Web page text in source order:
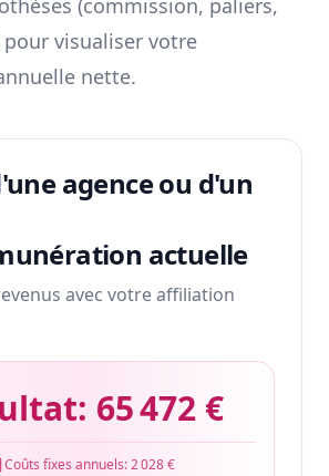
(commission, paliers,
visualiser votre
nette.
agence ou d'un
actuelle
avec votre affiliation
65 472 €
Coûts fixes annuels:2 028 €